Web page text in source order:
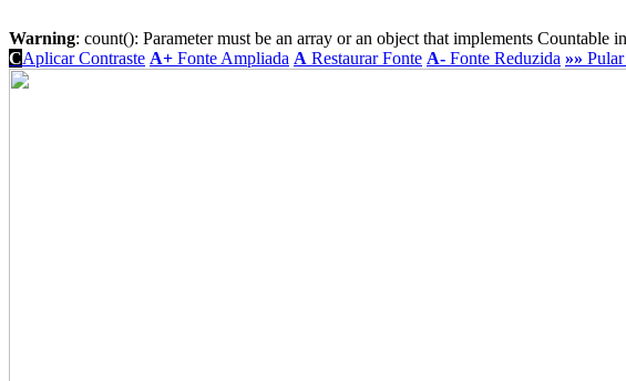
Warning: count(): Parameter must be an array or an object that implements Countable in
CAplicar Contraste A+ Fonte Ampliada A Restaurar Fonte A- Fonte Reduzida »»